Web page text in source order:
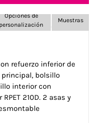
Opciones de
personalización
Muestras
refuerzo inferior de
bolsillo
interior con
210D. 2 asas y